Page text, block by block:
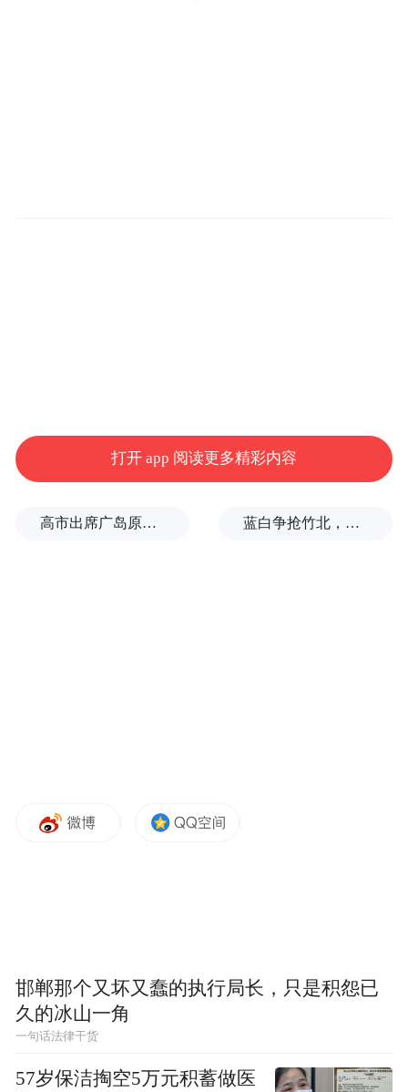
“陕北过去那风沙大，一年四季把那大风刮，
痛哉！在榆林北部风沙草滩区，流沙曾越过
长城南侵50多公里，6个城镇412个村庄被风
沙侵袭压埋，榆林城曾被迫3次南迁；
打开 app 阅读更多精彩内容
高市出席广岛原子弹轰炸纪念仪式，核立场模糊耐人寻味 蓝白争抢竹北，整合卡关！黄国昌：相信郑丽文会守诺
邯郸那个又坏又蠢的执行局长，只是积怨已
久的冰山一角
一句话法律干货
57岁保洁掏空5万元积蓄做医